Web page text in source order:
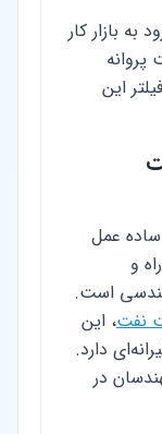
به بازار کار
این
ساده عمل
و
است.
نفت، این
دارد.
در